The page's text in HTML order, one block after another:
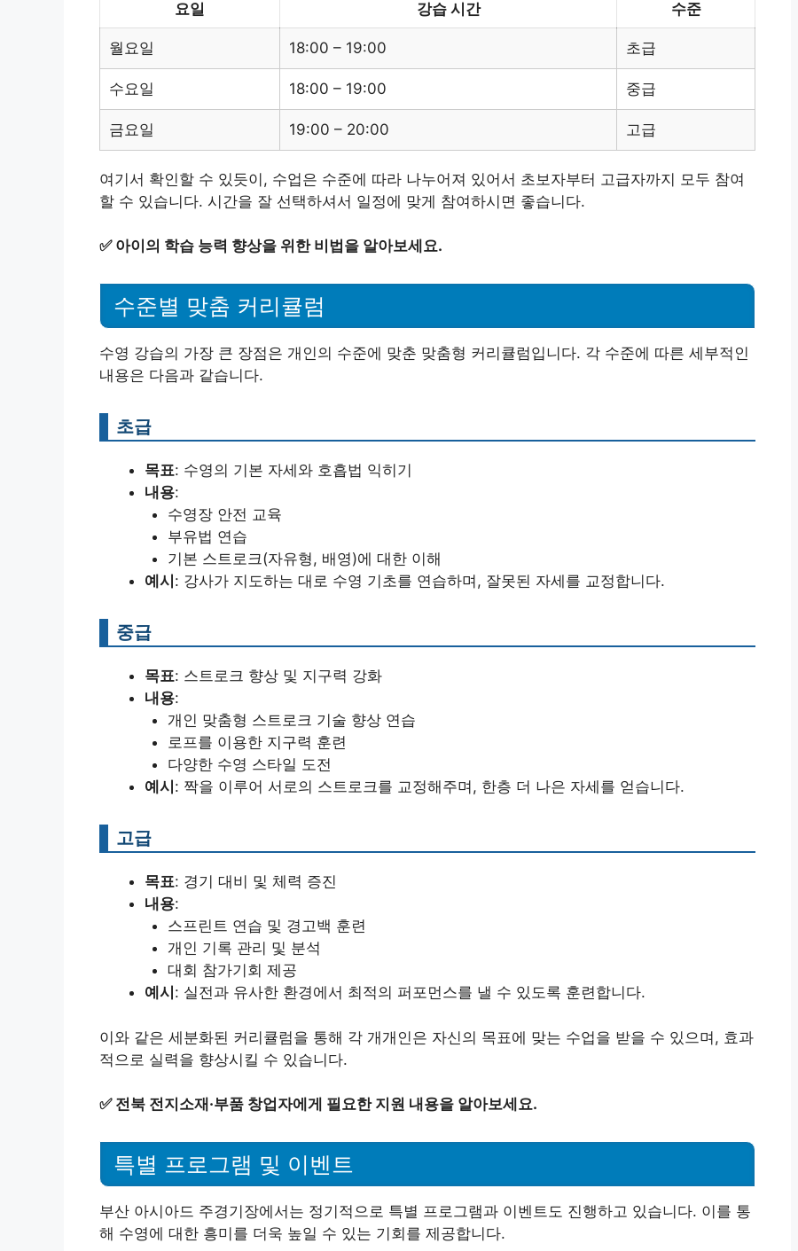
요일 강습 시간 수준
월요일 18:00 – 19:00 초급
수요일 18:00 – 19:00 중급
금요일 19:00 – 20:00 고급
여기서 확인할 수 있듯이, 수업은 수준에 따라 나누어져 있어서 초보자부터 고급자까지 모두 참여
할 수 있습니다. 시간을 잘 선택하셔서 일정에 맞게 참여하시면 좋습니다.
✅ 아이의 학습 능력 향상을 위한 비법을 알아보세요.
수준별 맞춤 커리큘럼
수영 강습의 가장 큰 장점은 개인의 수준에 맞춘 맞춤형 커리큘럼입니다. 각 수준에 따른 세부적인
내용은 다음과 같습니다.
초급
목표: 수영의 기본 자세와 호흡법 익히기
내용:
수영장 안전 교육
부유법 연습
기본 스트로크(자유형, 배영)에 대한 이해
예시 : 강사가 지도하는 대로 수영 기초를 연습하며, 잘못된 자세를 교정합니다.
중급
목표: 스트로크 향상 및 지구력 강화
내용:
개인 맞춤형 스트로크 기술 향상 연습
로프를 이용한 지구력 훈련
다양한 수영 스타일 도전
예시 : 짝을 이루어 서로의 스트로크를 교정해주며, 한층 더 나은 자세를 얻습니다.
고급
목표: 경기 대비 및 체력 증진
내용:
스프린트 연습 및 경고백 훈련
개인 기록 관리 및 분석
대회 참가기회 제공
예시 : 실전과 유사한 환경에서 최적의 퍼포먼스를 낼 수 있도록 훈련합니다.
이와 같은 세분화된 커리큘럼을 통해 각 개개인은 자신의 목표에 맞는 수업을 받을 수 있으며, 효과
적으로 실력을 향상시킬 수 있습니다.
✅ 전북 전지소재·부품 창업자에게 필요한 지원 내용을 알아보세요.
특별 프로그램 및 이벤트
부산 아시아드 주경기장에서는 정기적으로 특별 프로그램과 이벤트도 진행하고 있습니다. 이를 통
해 수영에 대한 흥미를 더욱 높일 수 있는 기회를 제공합니다.